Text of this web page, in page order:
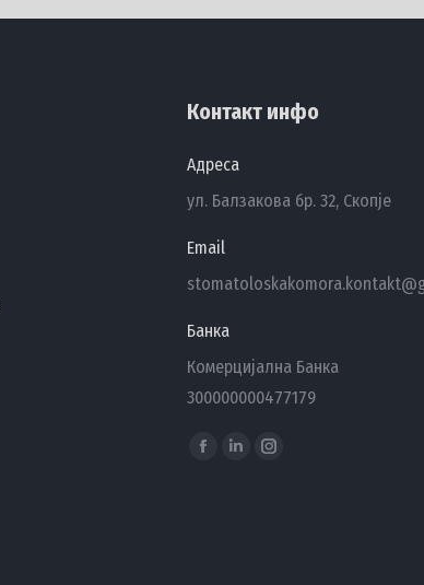
Контакт инфо
Адреса
ул. Балзакова бр. 32, Скопје
Email
Банка
Комерцијална Банка
300000000477179
Find us on:
Facebook
LinkedinInstagram